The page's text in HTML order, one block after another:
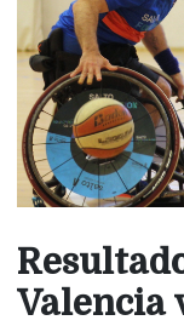
BERA BERA IZARRAK
Valencia